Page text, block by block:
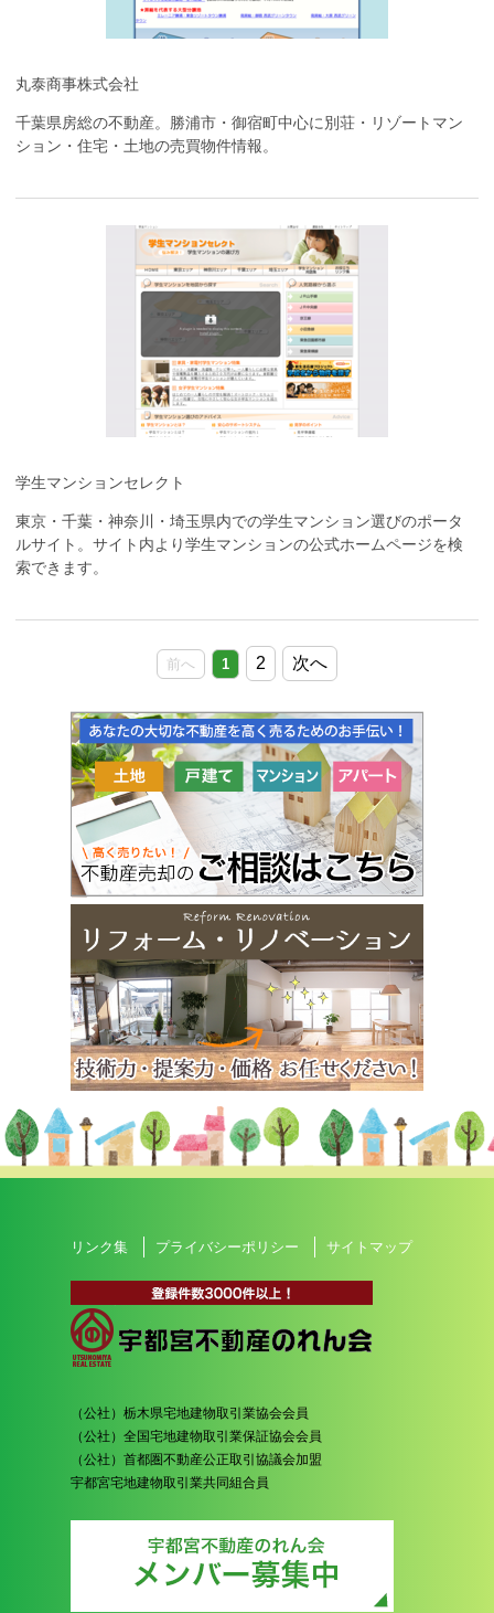
丸泰商事株式会社
千葉県房総の不動産。勝浦市・御宿町中心に別荘・リゾートマン
ション・住宅・土地の売買物件情報。
学生マンションセレクト
東京・千葉・神奈川・埼玉県内での学生マンション選びのポータ
ルサイト。サイト内より学生マンションの公式ホームページを検
索できます。
前へ 1 2 次へ
リンク集 プライバシーポリシー サイトマップ
（公社）栃木県宅地建物取引業協会会員
（公社）全国宅地建物取引業保証協会会員
（公社）首都圏不動産公正取引協議会加盟
宇都宮宅地建物取引業共同組合員